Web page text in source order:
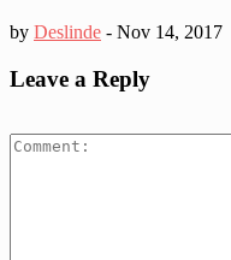
by Deslinde - Nov 14, 2017
Leave a Reply